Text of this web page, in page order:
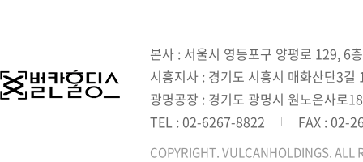
본사 : 서울시 영등포구 양평로 129, 6층
시흥지사 : 경기도 시흥시 매화산단3
광명공장 : 경기도 광명시 원노온사로18
TEL : 02-6267-8822
FAX : 02-
COPYRIGHT. VULCANHOLDINGS. ALL